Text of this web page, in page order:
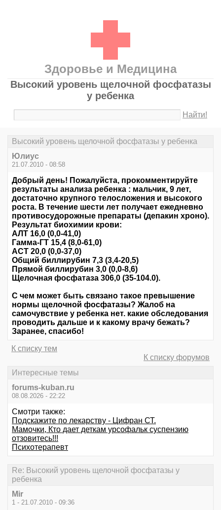
Здоровье и Медицина
Высокий уровень щелочной фосфатазы
у ребенка
Найти!
Высокий уровень щелочной фосфатазы у ребенка
Юлиус
21.07.2010 - 08:58
Добрый день! Пожалуйста, прокомментируйте
результаты анализа ребенка : мальчик, 9 лет,
достаточно крупного телосложения и высокого
роста. В течение шести лет получает ежедневно
противосудорожные препараты (депакин хроно).
Результат биохимии крови:
АЛТ 16,0 (0,0-41,0)
Гамма-ГТ 15,4 (8,0-61,0)
АСТ 20,0 (0,0-37,0)
Общий биллирубин 7,3 (3,4-20,5)
Прямой биллирубин 3,0 (0,0-8,6)
Щелочная фосфатаза 306,0 (35-104.0).
С чем может быть связано такое превышение
нормы щелочной фосфатазы? Жалоб на
самочувствие у ребенка нет. какие обследования
проводить дальше и к какому врачу бежать?
Заранее, спасибо!
К списку тем
К списку форумов
Интересные темы
forums-kuban.ru
08.08.2026 - 22:22
Смотри также:
Подскажите по лекарству - Цифран СТ.
Мамочки, Кто дает деткам урсофальк суспензию
отзовитесь!!!
Психотерапевт
Re: Высокий уровень щелочной фосфатазы у
ребенка
Mir
1 - 21.07.2010 - 09:36